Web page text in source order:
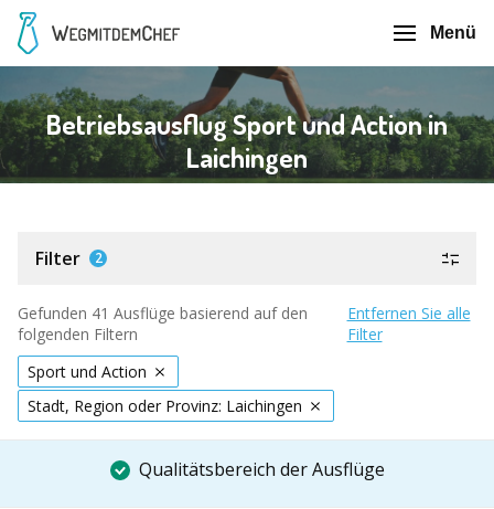
Menü
Betriebsausflug Sport und Action in
Laichingen
Filter 2
Gefunden 41 Ausflüge basierend auf den
folgenden Filtern
Entfernen Sie alle
Filter
Sport und Action
Stadt, Region oder Provinz: Laichingen
Qualitätsbereich der Ausflüge